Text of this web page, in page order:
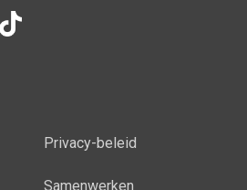
Privacy-beleid
Samenwerken